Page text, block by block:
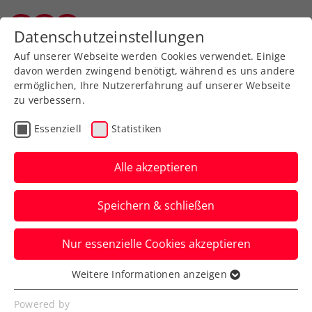
Zurück zur Newsübersicht
Billie Jean King Cup
Billie Jean King Cup: ÖTV-
Damen fahren gegen
Zypern 1. Gruppensieg ein
Weiter geht es am Mittwoch gegen
Griechenland mit Maria Sakkari – wieder
live zu sehen auf ÖTV TV.
Verfasst von: Manuel Wachta, 07.04.2026
Datenschutzeinstellungen
Auf unserer Webseite werden Cookies verwendet. Einige
davon werden zwingend benötigt, während es uns andere
ermöglichen, Ihre Nutzererfahrung auf unserer Webseite
zu verbessern.
Essenziell Statistiken
Alle akzeptieren
Speichern & schließen
Nur essenzielle Cookies akzeptieren
Essenziell
Essenzielle Cookies werden für grundlegende
Weitere Informationen anzeigen
Powered by